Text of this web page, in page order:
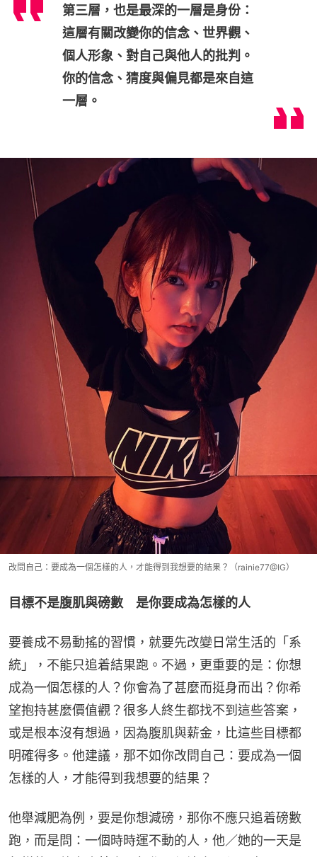
第三層，也是最深的一層是身份：
這層有關改變你的信念、世界觀、
個人形象、對自己與他人的批判。
你的信念、猜度與偏見都是來自這
一層。
改問自己：要成為一個怎樣的人，才能得到我想要的結果？（rainie77@IG）
目標不是腹肌與磅數　是你要成為怎樣的人
要養成不易動搖的習慣，就要先改變日常生活的「系
統」，不能只追着結果跑。不過，更重要的是：你想
成為一個怎樣的人？你會為了甚麼而挺身而出？你希
望抱持甚麼價值觀？很多人終生都找不到這些答案，
或是根本沒有想過，因為腹肌與薪金，比這些目標都
明確得多。他建議，那不如你改問自己：要成為一個
怎樣的人，才能得到我想要的結果？
他舉減肥為例，要是你想減磅，那你不應只追着磅數
跑，而是問：一個時時運不動的人，他／她的一天是